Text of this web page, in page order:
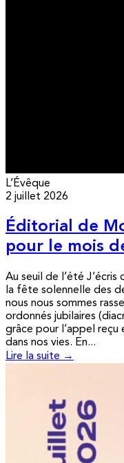
L’Évêque
2 juillet 2026
Éditorial de
pour le mois
Au seuil de l’été J’écris
la fête solennelle des
nous nous sommes
ordonnés jubilaires
grâce pour l’appel
dans nos vies. En...
Lire la suite →